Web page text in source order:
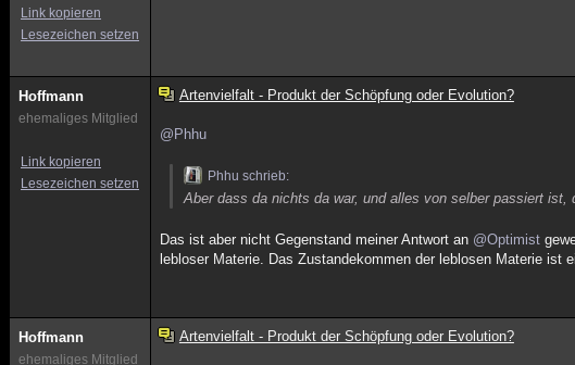
Link kopieren
Lesezeichen setzen
Hoffmann
ehemaliges Mitglied
Link kopieren
Lesezeichen setzen
Artenvielfalt - Produkt der Schöpfung oder Evolution?
@Phhu
Phhu schrieb:
Aber dass da nichts da war, und alles von selber passiert ist,
Das ist aber nicht Gegenstand meiner Antwort an @Optimist
lebloser Materie. Das Zustandekommen der leblosen Materie ist
Hoffmann
ehemaliges Mitglied
Artenvielfalt - Produkt der Schöpfung oder Evolution?